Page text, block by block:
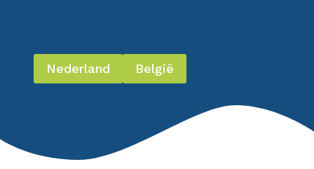
Nederland België